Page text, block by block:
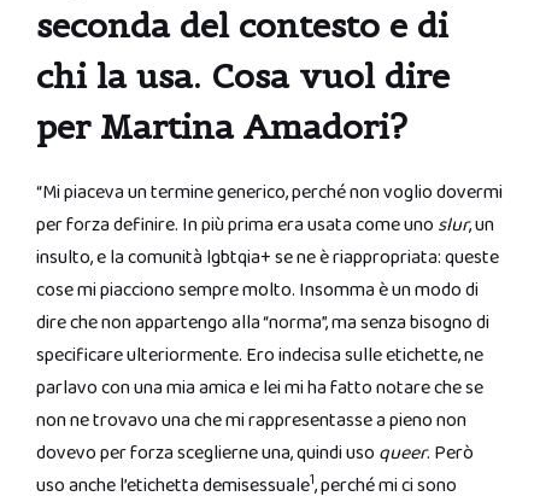
seconda del contesto e di
chi la usa. Cosa vuol dire
per Martina Amadori?
“Mi piaceva un termine generico, perché non voglio dovermi
per forza definire. In più prima era usata come uno slur, un
insulto, e la comunità lgbtqia+ se ne è riappropriata: queste
cose mi piacciono sempre molto. Insomma è un modo di
dire che non appartengo alla “norma”, ma senza bisogno di
specificare ulteriormente. Ero indecisa sulle etichette, ne
parlavo con una mia amica e lei mi ha fatto notare che se
non ne trovavo una che mi rappresentasse a pieno non
dovevo per forza sceglierne una, quindi uso queer. Però
uso anche l’etichetta demisessuale1, perché mi ci sono